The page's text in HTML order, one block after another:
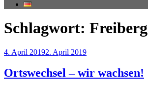
Schlagwort: Freiberg
Veröffentlicht
4. April 20192. April 2019
Ortswechsel – wir wachsen!